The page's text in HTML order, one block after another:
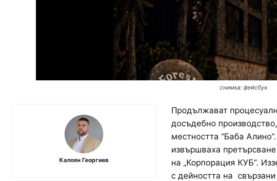
снимка: фейсбук
Калоян Георгиев
Продължават
досъдебно
местността “Баба
извършваха
на „Корпорация КУБ“.
с дейността на